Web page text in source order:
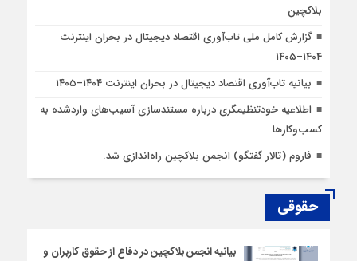
بلاکچین
گزارش کامل ملی تاب‌آوری اقتصاد دیجیتال در بحران اینترنت
۱۴۰۴–۱۴۰۵
بیانیه تاب‌آوری اقتصاد دیجیتال در بحران اینترنت ۱۴۰۴–۱۴۰۵
اطلاعیه خودتنظیمگری درباره مستندسازی آسیب‌های واردشده به
کسب‌وکارها
فاروم (تالار گفتگو) انجمن بلاکچین راه‌اندازی شد.
حقوقی
بیانیه انجمن بلاکچین در دفاع از حقوق کاربران و